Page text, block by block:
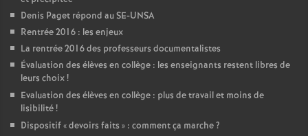
Denis Paget répond au SE-UNSA
Rentrée 2016 : les enjeux
La rentrée 2016 des professeurs documentalistes
Évaluation des élèves en collège : les enseignants restent libres de
leurs choix!
Evaluation des élèves en collège : plus de travail et moins de
lisibilité!
Dispositif «devoirs faits » : comment ça marche?